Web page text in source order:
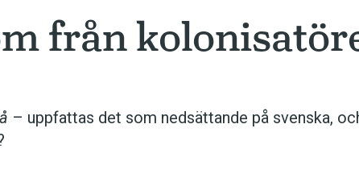
Krönikor
Skrivtips
från
– uppfattas det som nedsättande på svenska,